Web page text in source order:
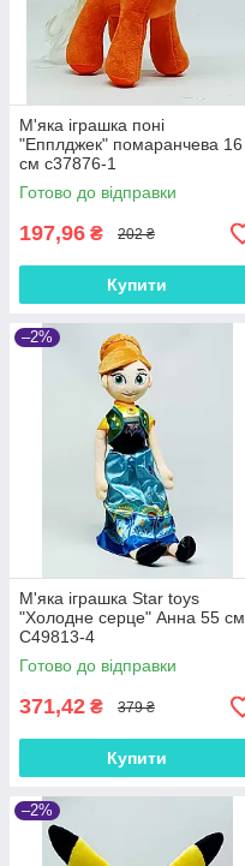
М'яка іграшка поні
"Епплджек" помаранчева 16
см с37876-1
Готово до відправки
197,96 ₴ 202 ₴
Купити
–2%
М'яка іграшка Star toys
"Холодне серце" Анна 55 см
C49813-4
Готово до відправки
371,42 ₴ 379 ₴
Купити
–2%